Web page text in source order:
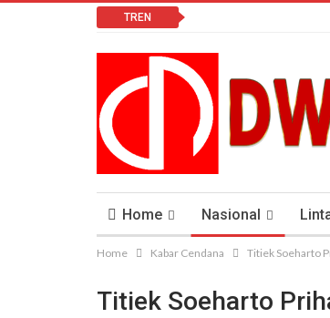
TREN
Home Nasional
Lomba Vlog Cendana News
Home Kabar Cendana Titiek Soeharto
Titiek Soeharto